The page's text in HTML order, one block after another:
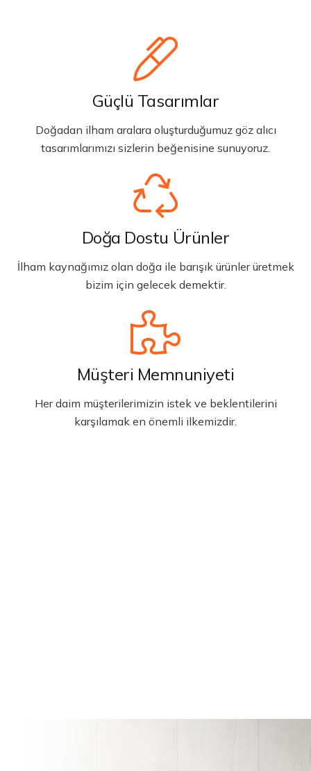
Güçlü Tasarımlar
Doğadan ilham aralara oluşturduğumuz göz alıcı
tasarımlarımızı sizlerin beğenisine sunuyoruz.
Doğa Dostu Ürünler
İlham kaynağımız olan doğa ile barışık ürünler üretmek
bizim için gelecek demektir.
Müşteri Memnuniyeti
Her daim müşterilerimizin istek ve beklentilerini
karşılamak en önemli ilkemizdir.